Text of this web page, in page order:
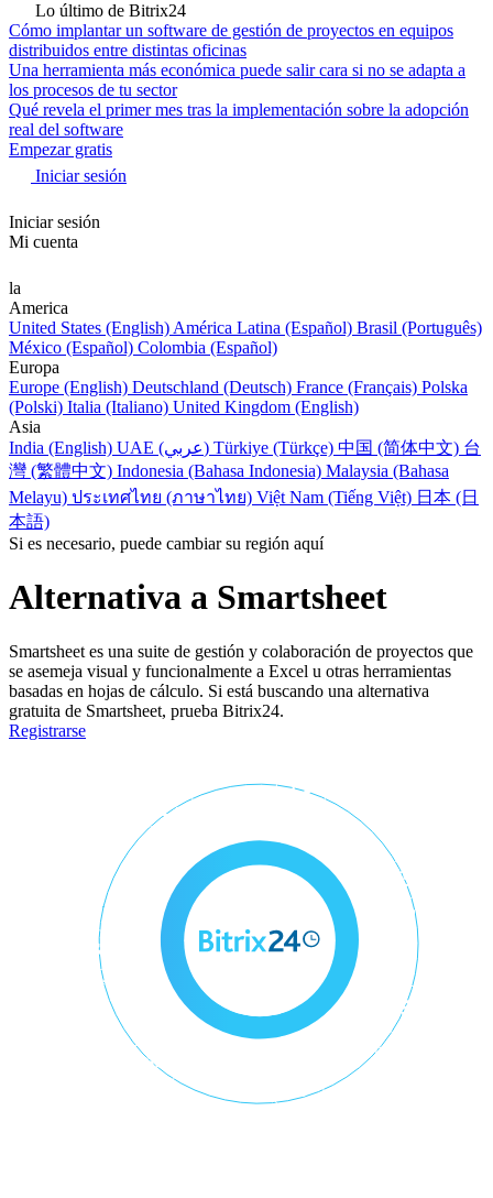
Lo último de Bitrix24
Cómo implantar un software de gestión de proyectos en equipos
distribuidos entre distintas oficinas
Una herramienta más económica puede salir cara si no se adapta a
los procesos de tu sector
Qué revela el primer mes tras la implementación sobre la adopción
real del software
Empezar gratis
Iniciar sesión
Iniciar sesión
Mi cuenta
la
America
United States (English) América Latina (Español) Brasil (Português)
México (Español) Colombia (Español)
Europa
Europe (English) Deutschland (Deutsch) France (Français) Polska
(Polski) Italia (Italiano) United Kingdom (English)
Asia
India (English)
UAE (عربي) Türkiye (Türkçe) 中国 (简体中文) 台
灣 (繁體中文) Indonesia (Bahasa Indonesia) Malaysia (Bahasa
Melayu) ประเทศไทย (ภาษาไทย) Việt Nam (Tiếng Việt) 日本 (日
本語)
Si es necesario, puede cambiar su región aquí
Alternativa a Smartsheet
Smartsheet es una suite de gestión y colaboración de proyectos que
se asemeja visual y funcionalmente a Excel u otras herramientas
basadas en hojas de cálculo. Si está buscando una alternativa
gratuita de Smartsheet, prueba Bitrix24.
Registrarse